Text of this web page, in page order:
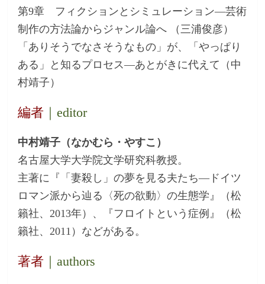
第9章 フィクションとシミュレーション―芸術
制作の方法論からジャンル論へ （三浦俊彦）
「ありそうでなさそうなもの」が、「やっぱり
ある」と知るプロセス―あとがきに代えて（中
村靖子）
編者 ｜editor
中村靖子（なかむら・やすこ）
名古屋大学大学院文学研究科教授。
主著に『「妻殺し」の夢を見る夫たち―ドイツ
ロマン派から辿る〈死の欲動〉の生態学』（松
籟社、2013年）、『フロイトという症例』（松
籟社、2011）などがある。
著者 ｜authors